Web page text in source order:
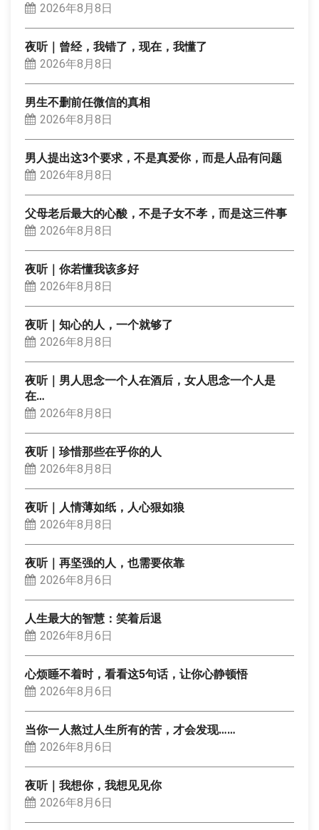
2026年8月8日
夜听｜曾经，我错了，现在，我懂了
2026年8月8日
男生不删前任微信的真相
2026年8月8日
男人提出这3个要求，不是真爱你，而是人品有问题
2026年8月8日
父母老后最大的心酸，不是子女不孝，而是这三件事
2026年8月8日
夜听｜你若懂我该多好
2026年8月8日
夜听｜知心的人，一个就够了
2026年8月8日
夜听｜男人思念一个人在酒后，女人思念一个人是
在…
2026年8月8日
夜听｜珍惜那些在乎你的人
2026年8月8日
夜听｜人情薄如纸，人心狠如狼
2026年8月8日
夜听｜再坚强的人，也需要依靠
2026年8月6日
人生最大的智慧：笑着后退
2026年8月6日
心烦睡不着时，看看这5句话，让你心静顿悟
2026年8月6日
当你一人熬过人生所有的苦，才会发现……
2026年8月6日
夜听｜我想你，我想见见你
2026年8月6日